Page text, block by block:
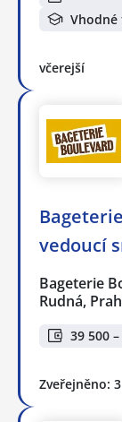
včerejší
vedoucí
Bageterie
Rudná,
39 500
Zveřejněno: